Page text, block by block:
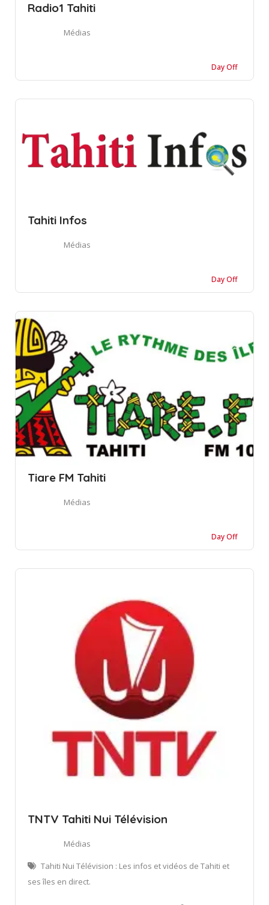
Radio1 Tahiti
Médias
Day Off
Tahiti Infos
Médias
Day Off
Tiare FM Tahiti
Médias
Day Off
TNTV Tahiti Nui Télévision
Médias
Tahiti Nui Télévision : Les infos et vidéos de Tahiti et
ses îles en direct.